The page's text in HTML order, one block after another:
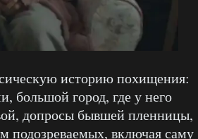
историю похищения:
большой город, где у него
допросы бывшей пленницы,
подозреваемых, включая саму